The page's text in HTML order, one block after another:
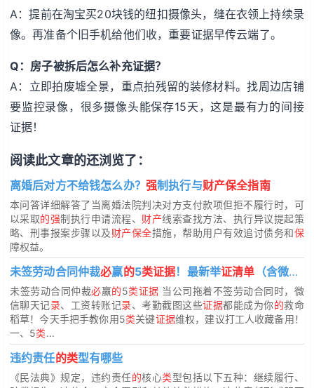
A：提前在淘宝买20块钱的纽扣摄像头，缝在衣领上持续录
像。再准备个旧手机给他们收，重要证据早传云端了。
Q：房子被拆后怎么补充证据？
A：立即拍废墟全景，重点拍残留的装修材料。找周边店铺
要监控录像，很多摄像头能保存15天，这是最有力的间接
证据！
阅读此文章的还浏览了：
离婚后对方不给钱怎么办？ 强制执行与财产保全指南
本问答详细解答了当离婚法院判决对方支付款项但拒不履行时，可
以采取的强制执行申请流程、 财产线索查找方法、执行异议提起策
略、刑事报案步骤以及财产保全措施，帮助用户有效追讨债务和保
障权益。
未签劳动合同仲裁必赢的5类证据！最新举证清单 （含微信记
未签劳动合同仲裁必赢的5类证据 当公司拖着不签劳动合同时，微
信聊天记录、工资转账记录、考勤截图这些证据都能成为你的救命
稻草！今天手把手教你用5类关键证据维权，建议打工人收藏备用！
一、5类...
违约责任的类型有哪些
《民法典》规定，违约责任的核心类型包括以下五种：继续履行、